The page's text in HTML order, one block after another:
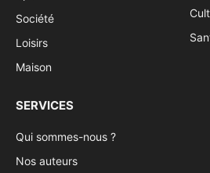
Société
Loisirs
Maison
SERVICES
Qui sommes-nous ?
Nos auteurs